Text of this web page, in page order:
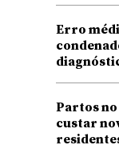
Erro
Partos
custar